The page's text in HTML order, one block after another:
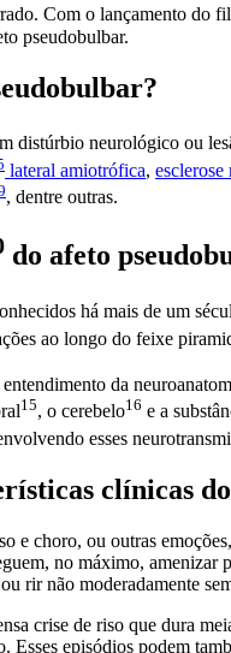
Com o lançamento do
pseudobulbar.
distúrbio neurológico ou
lateral amiotrófica,
, dentre outras.
do afeto
há mais de um
ao longo do feixe
da
15, o cerebelo16 e a
esses
clínicas
e choro, ou outras
no máximo,
rir não moderadamente
crise de riso que dura
Esses episódios podem